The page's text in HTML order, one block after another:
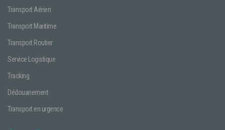
Transport Aérien
Transport Maritime
Transport Routier
Service Logistique
Tracking
Dédouanement
Transport en urgence